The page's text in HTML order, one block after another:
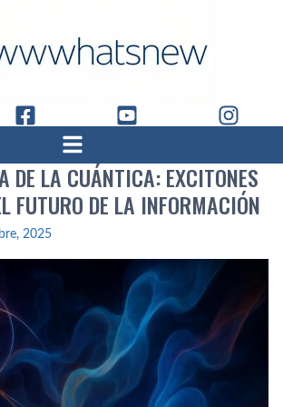
DE LA CUÁNTICA: EXCITONES
FUTURO DE LA INFORMACIÓN
2025